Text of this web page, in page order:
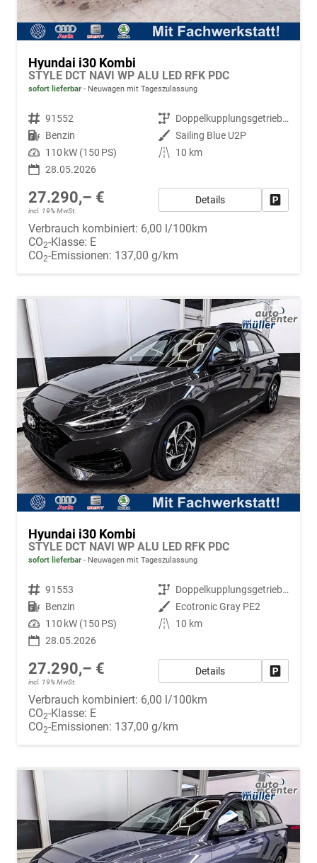
Hyundai i30 Kombi
STYLE DCT NAVI WP ALU LED RFK PDC
sofort lieferbar Neuwagen mit Tageszulassung
Fahrzeugnr. 91552 Getriebe
Doppelkupplungsgetriebe (DSG)
Kraftstoff Benzin Außenfarbe Sailing Blue U2P
Leistung 110 kW (150 PS) Kilometerstand
10 km
28.05.2026
27.290,– €
incl. 19% MwSt.
Details
Verbrauch kombiniert: 6,00 l/100km
CO2-Klasse: E
CO2-Emissionen: 137,00 g/km
Hyundai i30 Kombi
STYLE DCT NAVI WP ALU LED RFK PDC
sofort lieferbar Neuwagen mit Tageszulassung
Fahrzeugnr. 91553 Getriebe
Doppelkupplungsgetriebe (DSG)
Kraftstoff Benzin Außenfarbe Ecotronic Gray PE2
Leistung 110 kW (150 PS) Kilometerstand
10 km
28.05.2026
27.290,– €
incl. 19% MwSt.
Details
Verbrauch kombiniert: 6,00 l/100km
CO2-Klasse: E
CO2-Emissionen: 137,00 g/km